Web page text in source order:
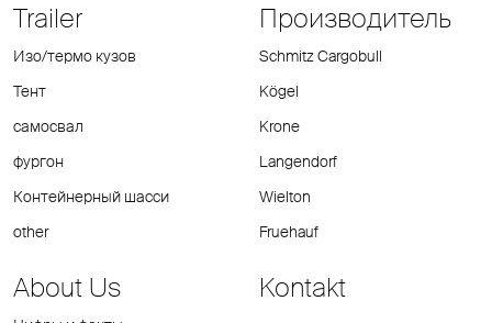
Trailer
Изо/термо кузов
Тент
самосвал
фургон
Контейнерный шасси
other
Производитель
Schmitz Cargobull
Kögel
Krone
Langendorf
Wielton
Fruehauf
About Us Kontakt